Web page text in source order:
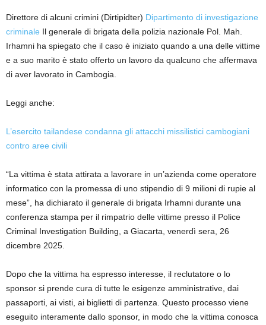
Direttore di alcuni crimini (Dirtipidter) Dipartimento di investigazione
criminale Il generale di brigata della polizia nazionale Pol. Mah.
Irhamni ha spiegato che il caso è iniziato quando a una delle vittime
e a suo marito è stato offerto un lavoro da qualcuno che affermava
di aver lavorato in Cambogia.
Leggi anche:
L’esercito tailandese condanna gli attacchi missilistici cambogiani
contro aree civili
“La vittima è stata attirata a lavorare in un’azienda come operatore
informatico con la promessa di uno stipendio di 9 milioni di rupie al
mese”, ha dichiarato il generale di brigata Irhamni durante una
conferenza stampa per il rimpatrio delle vittime presso il Police
Criminal Investigation Building, a Giacarta, venerdì sera, 26
dicembre 2025.
Dopo che la vittima ha espresso interesse, il reclutatore o lo
sponsor si prende cura di tutte le esigenze amministrative, dai
passaporti, ai visti, ai biglietti di partenza. Questo processo viene
eseguito interamente dallo sponsor, in modo che la vittima conosca